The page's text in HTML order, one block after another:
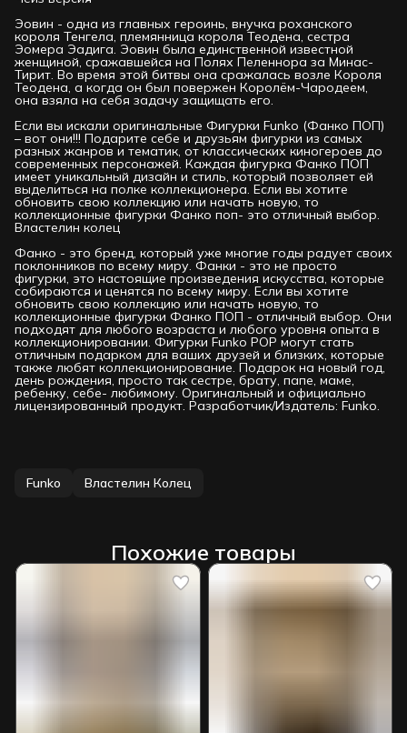
Эовин - одна из главных героинь, внучка роханского
короля Тенгела, племянница короля Теодена, сестра
Эомера Эадига. Эовин была единственной известной
женщиной, сражавшейся на Полях Пеленнора за Минас-
Тирит. Во время этой битвы она сражалась возле Короля
Теодена, а когда он был повержен Королём-Чародеем,
она взяла на себя задачу защищать его.
Если вы искали оригинальные Фигурки Funko (Фанко ПОП)
– вот они!!! Подарите себе и друзьям фигурки из самых
разных жанров и тематик, от классических киногероев до
современных персонажей. Каждая фигурка Фанко ПОП
имеет уникальный дизайн и стиль, который позволяет ей
выделиться на полке коллекционера. Если вы хотите
обновить свою коллекцию или начать новую, то
коллекционные фигурки Фанко поп- это отличный выбор.
Властелин колец
Фанко - это бренд, который уже многие годы радует своих
поклонников по всему миру. Фанки - это не просто
фигурки, это настоящие произведения искусства, которые
собираются и ценятся по всему миру. Если вы хотите
обновить свою коллекцию или начать новую, то
коллекционные фигурки Фанко ПОП - отличный выбор. Они
подходят для любого возраста и любого уровня опыта в
коллекционировании. Фигурки Funko РОР могут стать
отличным подарком для ваших друзей и близких, которые
также любят коллекционирование. Подарок на новый год,
день рождения, просто так сестре, брату, папе, маме,
ребенку, себе- любимому. Оригинальный и официально
лицензированный продукт. Разработчик/Издатель: Funko.
Funko Властелин Колец
Похожие товары